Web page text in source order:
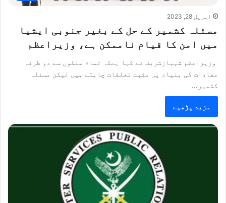
اپریل 28, 2023
مسئلہ کشمیر کے حل کے بغیر جنوبی ایشیا
میں امن کا قیام ناممکن ہے، وزیراعظم
وزیراعظم شہبازشریف نے کہا ہےکہ تمام ملکوں سے دو طرفہ
مفادات کی بنیاد پر مثبت تعلقات چاہتے ہیں لیکن مسئلہ
کشمیر…
مزید پڑھیے